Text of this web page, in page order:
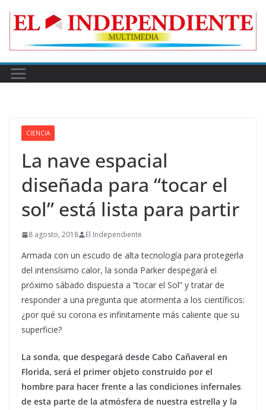
CIENCIA
La nave espacial
diseñada para “tocar el
sol” está lista para partir
8 agosto, 2018 El Independiente
Armada con un escudo de alta tecnología para protegerla
del intensísimo calor, la sonda Parker despegará el
próximo sábado dispuesta a “tocar el Sol” y tratar de
responder a una pregunta que atormenta a los científicos:
¿por qué su corona es infinitamente más caliente que su
superficie?
La sonda, que despegará desde Cabo Cañaveral en
Florida, será el primer objeto construido por el
hombre para hacer frente a las condiciones infernales
de esta parte de la atmósfera de nuestra estrella y la